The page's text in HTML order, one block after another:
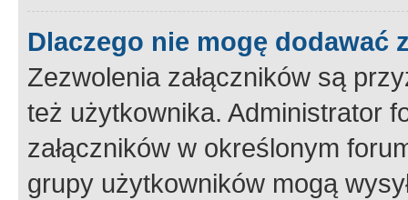
Dlaczego nie mogę dodawać
Zezwolenia załączników są
też użytkownika. Administrator
załączników w określonym
grupy użytkowników mogą